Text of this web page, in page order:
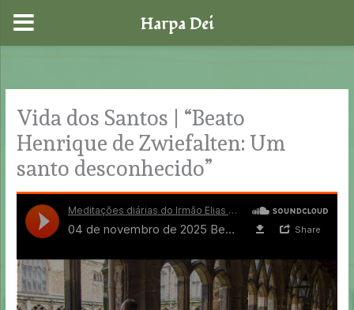
content
Vida dos Santos | “Beato
Henrique de Zwiefalten: Um
santo desconhecido”
Harpa Dei